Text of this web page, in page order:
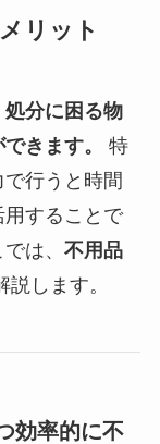
リット
処分に困る物
きます。
特
行うと時間
することで
は、 不用品
説します。
効率的に不